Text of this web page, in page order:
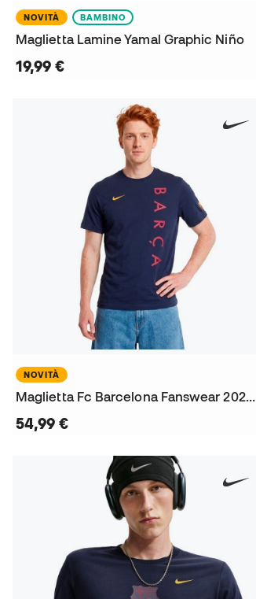
NOVITÀ BAMBINO
Maglietta Lamine Yamal Graphic Niño
19,99 €
NOVITÀ
Maglietta Fc Barcelona Fanswear 2026-2027
54,99 €